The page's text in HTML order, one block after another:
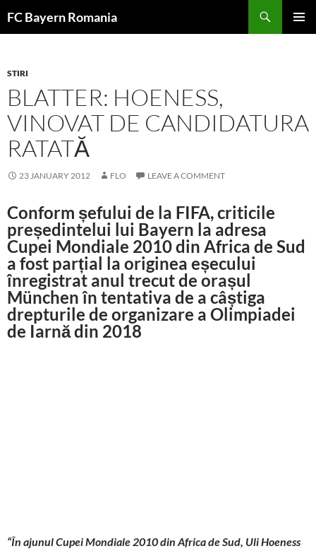
toFC Bayern Romania
STIRI
BLATTER: HOENESS,
VINOVAT DE CANDIDATURA
RATATĂ
23 JANUARY 2012 FLO LEAVE A COMMENT
Conform șefului de la FIFA, criticile
președintelui lui Bayern la adresa
Cupei Mondiale 2010 din Africa de Sud
a fost parțial la originea eșecului
înregistrat anul trecut de orașul
München în tentativa de a câștiga
drepturile de organizare a Olimpiadei
de Iarnă din 2018
“În ajunul Cupei Mondiale 2010 din Africa de Sud, Uli Hoeness